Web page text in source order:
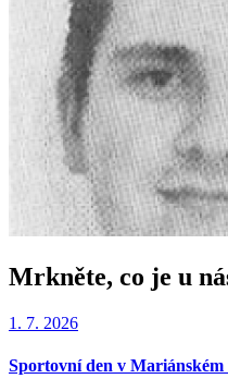
Mrkněte, co je u
1. 7. 2026
Sportovní den v Mariánském